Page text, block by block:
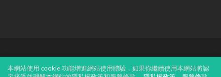
© 1999 ~ A-Bo 的部落格，保留所有權力
本網站使用 cookie 功能增進網站使用體驗，如果你繼續使用本網站將認